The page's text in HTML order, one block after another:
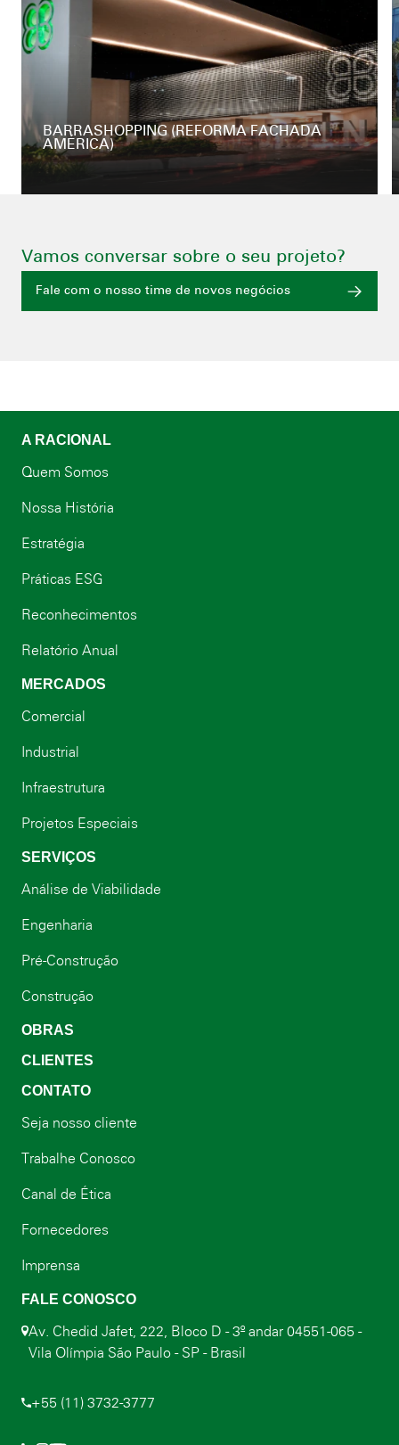
BARRASHOPPING (REFORMA FACHADA
AMÉRICA)
Vamos conversar sobre o seu projeto?
Fale com o nosso time de novos negócios
A RACIONAL
Quem Somos
Nossa História
Estratégia
Práticas ESG
Reconhecimentos
Relatório Anual
MERCADOS
Comercial
Industrial
Infraestrutura
Projetos Especiais
SERVIÇOS
Análise de Viabilidade
Engenharia
Pré-Construção
Construção
OBRAS
CLIENTES
CONTATO
Seja nosso cliente
Trabalhe Conosco
Canal de Ética
Fornecedores
Imprensa
FALE CONOSCO
Av. Chedid Jafet, 222, Bloco D - 3º andar 04551-065 -
Vila Olímpia São Paulo - SP - Brasil
+55 (11) 3732-3777